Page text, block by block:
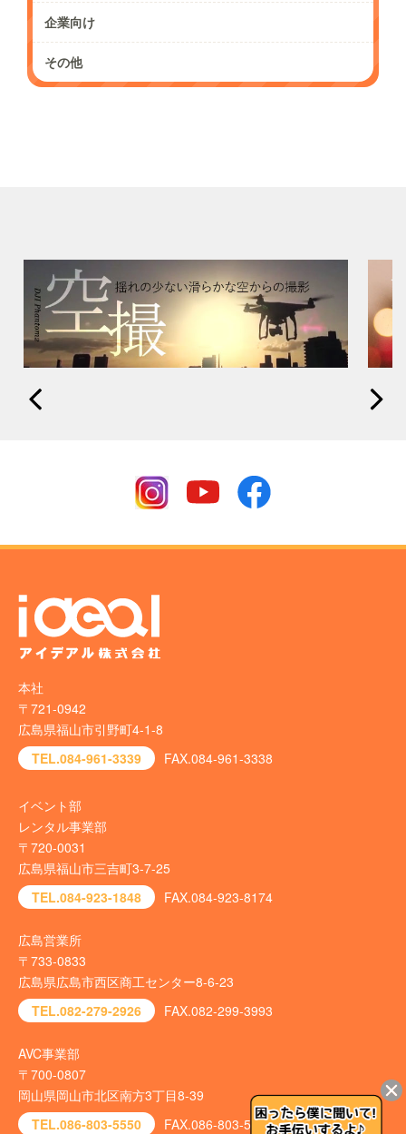
企業向け
その他
本社
〒721-0942
広島県福山市引野町4-1-8
TEL.084-961-3339
FAX.084-961-3338
イベント部
レンタル事業部
〒720-0031
広島県福山市三吉町3-7-25
TEL.084-923-1848
FAX.084-923-8174
広島営業所
〒733-0833
広島県広島市西区商工センター8-6-23
TEL.082-279-2926
FAX.082-299-3993
AVC事業部
〒700-0807
岡山県岡山市北区南方3丁目8-39
TEL.086-803-5550
FAX.086-803-5540